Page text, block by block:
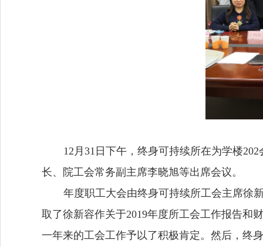
12 月31 日下午，终身可持续所在为学楼202
长、院工会常务副主席李晓旭等出席会议。
年度职工大会由终身可持续所工会主席徐
取了徐新容作关于2019年度所工会工作报告和
一年来的工会工作予以了积极肯定。然后，终